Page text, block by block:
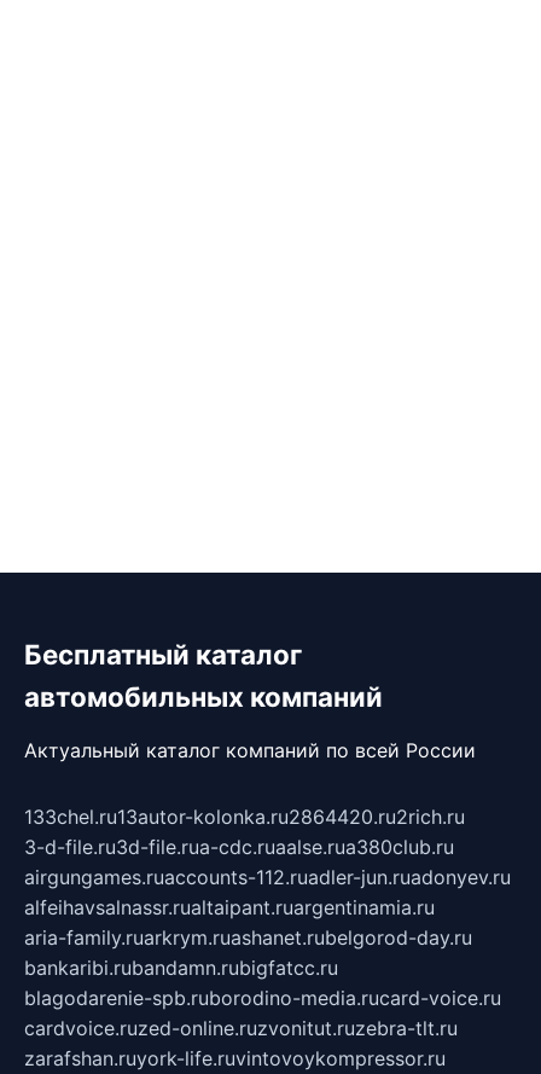
Бесплатный каталог
автомобильных компаний
Актуальный каталог компаний по всей России
133chel.ru13autor-kolonka.ru2864420.ru2rich.ru
3-d-file.ru3d-file.rua-cdc.ruaalse.rua380club.ru
airgungames.ruaccounts-112.ruadler-jun.ruadonyev.ru
alfeihavsalnassr.rualtaipant.ruargentinamia.ru
aria-family.ruarkrym.ruashanet.rubelgorod-day.ru
bankaribi.rubandamn.rubigfatcc.ru
blagodarenie-spb.ruborodino-media.rucard-voice.ru
cardvoice.ruzed-online.ruzvonitut.ruzebra-tlt.ru
zarafshan.ruyork-life.ruvintovoykompressor.ru